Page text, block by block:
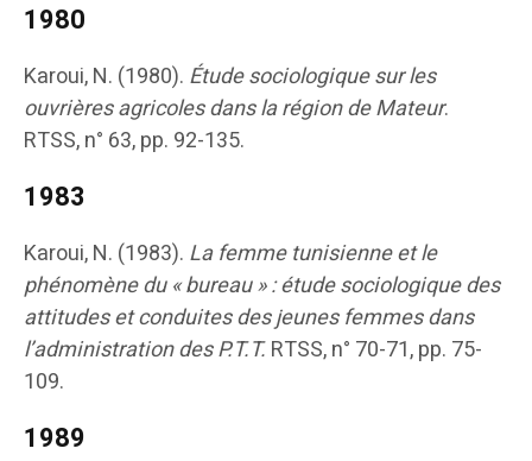
1980
Karoui, N. (1980). Étude sociologique sur les
ouvrières agricoles dans la région de Mateur.
RTSS, n° 63, pp. 92-135.
1983
Karoui, N. (1983). La femme tunisienne et le
phénomène du « bureau » : étude sociologique des
attitudes et conduites des jeunes femmes dans
l’administration des P.T.T.RTSS, n° 70-71, pp. 75-
109.
1989